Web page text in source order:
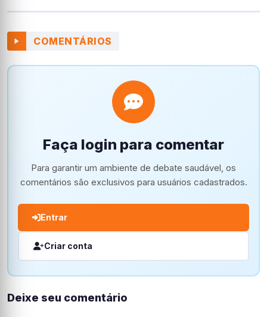
COMENTÁRIOS
Faça login para comentar
Para garantir um ambiente de debate saudável, os
comentários são exclusivos para usuários cadastrados.
Entrar
Criar conta
Deixe seu comentário